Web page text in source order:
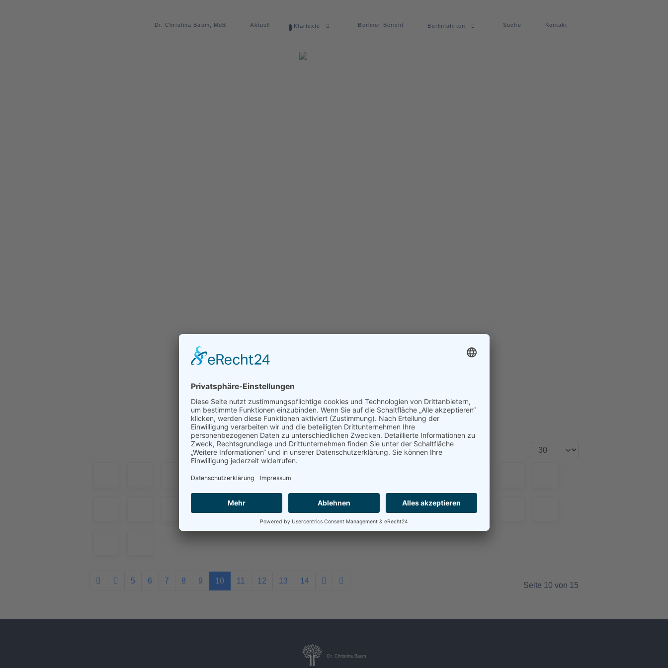
Dr. Christina Baum, MdB Aktuell Klartexte Berliner Bericht Berlinfahrten Suche Kontakt
Seite 10 von 15
5 6 7 8 9 10 11 12 13 14
Dr. Christina Baum